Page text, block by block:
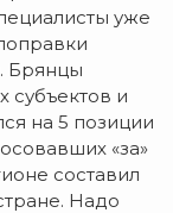
уже
Брянцы
субъектов и
на 5 позиции
«за»
составил
Надо